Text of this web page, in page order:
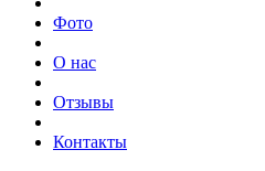
Фото
О нас
Отзывы
Контакты